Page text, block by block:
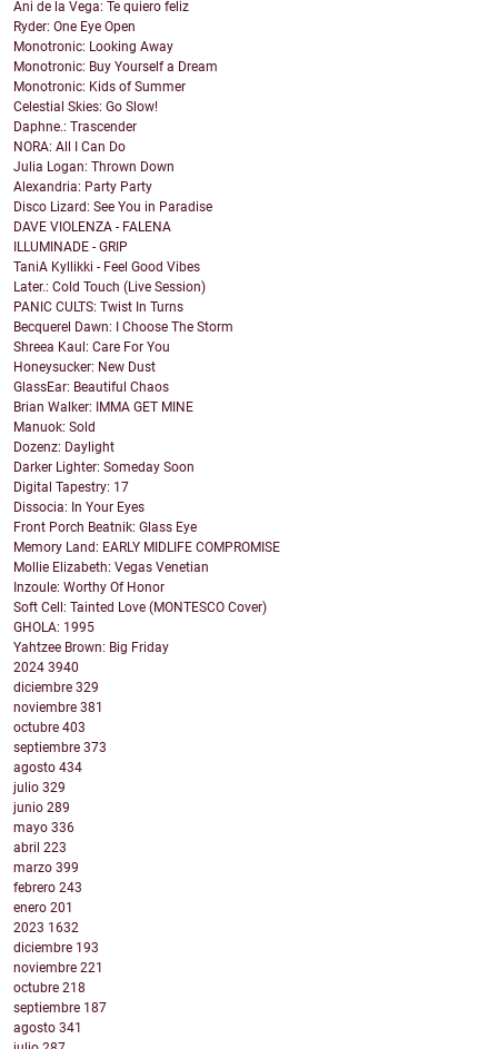
Ani de la Vega: Te quiero feliz
Ryder: One Eye Open
Monotronic: Looking Away
Monotronic: Buy Yourself a Dream
Monotronic: Kids of Summer
Celestial Skies: Go Slow!
Daphne.: Trascender
NORA: All I Can Do
Julia Logan: Thrown Down
Alexandria: Party Party
Disco Lizard: See You in Paradise
DAVE VIOLENZA - FALENA
ILLUMINADE - GRIP
TaniA Kyllikki - Feel Good Vibes
Later.: Cold Touch (Live Session)
PANIC CULTS: Twist In Turns
Becquerel Dawn: I Choose The Storm
Shreea Kaul: Care For You
Honeysucker: New Dust
GlassEar: Beautiful Chaos
Brian Walker: IMMA GET MINE
Manuok: Sold
Dozenz: Daylight
Darker Lighter: Someday Soon
Digital Tapestry: 17
Dissocia: In Your Eyes
Front Porch Beatnik: Glass Eye
Memory Land: EARLY MIDLIFE COMPROMISE
Mollie Elizabeth: Vegas Venetian
Inzoule: Worthy Of Honor
Soft Cell: Tainted Love (MONTESCO Cover)
GHOLA: 1995
Yahtzee Brown: Big Friday
2024 3940
diciembre 329
noviembre 381
octubre 403
septiembre 373
agosto 434
julio 329
junio 289
mayo 336
abril 223
marzo 399
febrero 243
enero 201
2023 1632
diciembre 193
noviembre 221
octubre 218
septiembre 187
agosto 341